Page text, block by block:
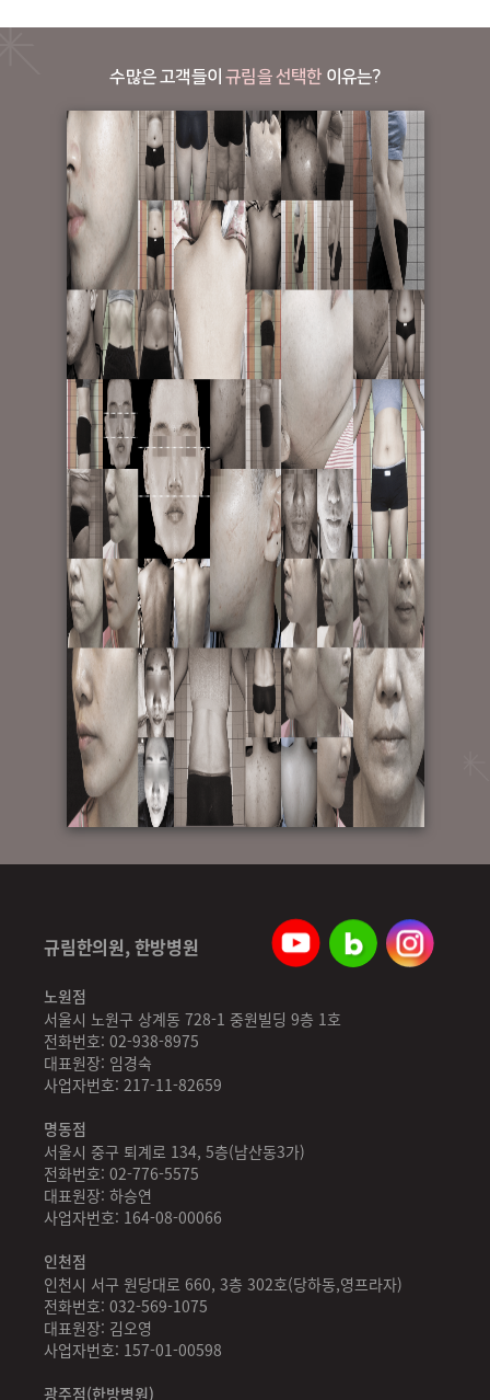
수많은 고객들이규림을 선택한 이유는?
규림한의원, 한방병원
노원점
서울시 노원구 상계동 728-1 중원빌딩 9층 1호
전화번호: 02-938-8975
대표원장: 임경숙
사업자번호: 217-11-82659
명동점
서울시 중구 퇴계로 134, 5층(남산동3가)
전화번호: 02-776-5575
대표원장: 하승연
사업자번호: 164-08-00066
인천점
인천시 서구 원당대로 660, 3층 302호(당하동,영프라자)
전화번호: 032-569-1075
대표원장: 김오영
사업자번호: 157-01-00598
광주점(한방병원)